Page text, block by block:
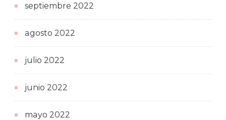
septiembre 2022
agosto 2022
julio 2022
junio 2022
mayo 2022